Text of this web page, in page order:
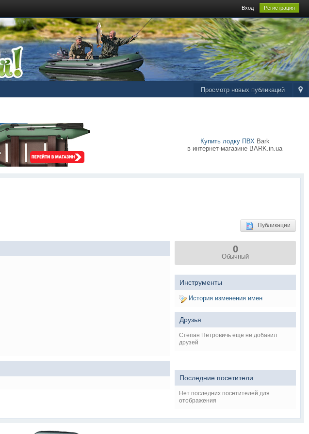
Вход Регистрация
Просмотр новых публикаций
Купить лодку ПВХBark
в интернет-магазине BARK.in.ua
Публикации
0
Обычный
Инструменты
История изменения имен
Друзья
Степан Петровичь еще не добавил
друзей
Последние посетители
Нет последних посетителей для
отображения